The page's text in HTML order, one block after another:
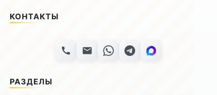
КОНТАКТЫ
РАЗДЕЛЫ